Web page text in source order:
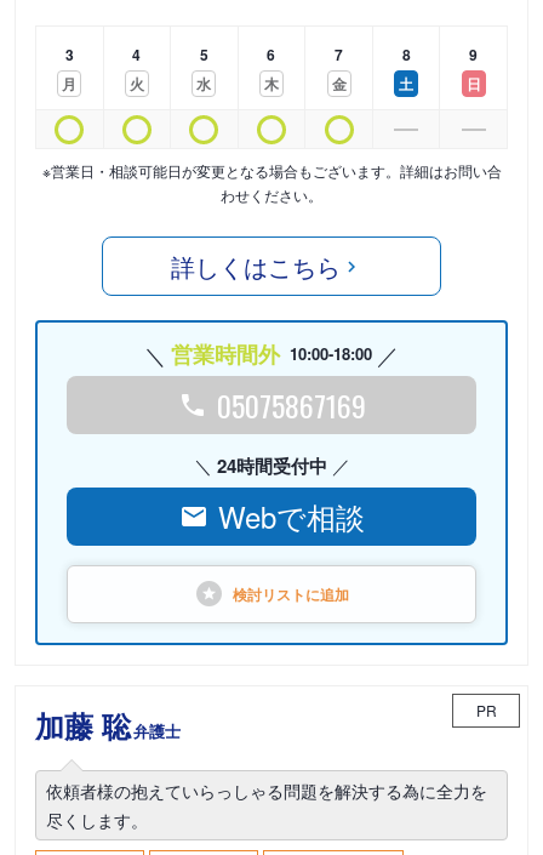
3
月
4
火
5
水
6
木
7
金
8
土
9
日
※営業日・相談可能日が変更となる場合もございます。詳細はお問い合
わせください。
詳しくはこちら
営業時間外 10:00-18:00
05075867169
24時間受付中
Webで相談
検討リストに追加
加藤 聡弁護士
PR
依頼者様の抱えていらっしゃる問題を解決する為に全力を
尽くします。